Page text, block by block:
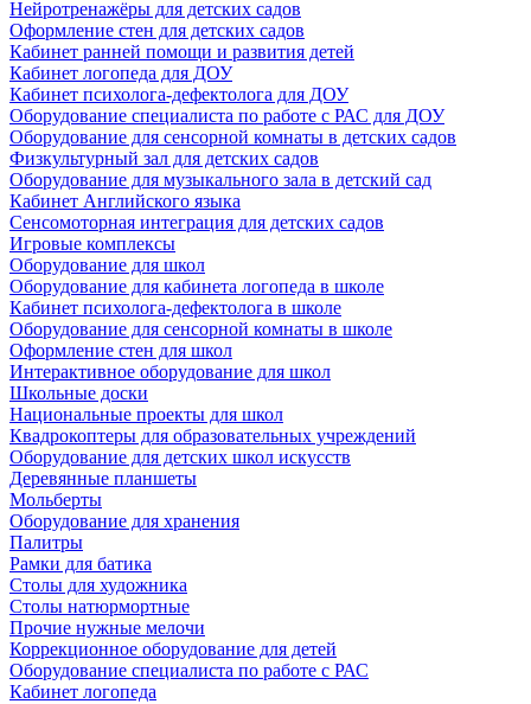
Нейротренажёры для детских садов
Оформление стен для детских садов
Кабинет ранней помощи и развития детей
Кабинет логопеда для ДОУ
Кабинет психолога-дефектолога для ДОУ
Оборудование специалиста по работе с РАС для ДОУ
Оборудование для сенсорной комнаты в детских садов
Физкультурный зал для детских садов
Оборудование для музыкального зала в детский сад
Кабинет Английского языка
Сенсомоторная интеграция для детских садов
Игровые комплексы
Оборудование для школ
Оборудование для кабинета логопеда в школе
Кабинет психолога-дефектолога в школе
Оборудование для сенсорной комнаты в школе
Оформление стен для школ
Интерактивное оборудование для школ
Школьные доски
Национальные проекты для школ
Квадрокоптеры для образовательных учреждений
Оборудование для детских школ искусств
Деревянные планшеты
Мольберты
Оборудование для хранения
Палитры
Рамки для батика
Столы для художника
Столы натюрмортные
Прочие нужные мелочи
Коррекционное оборудование для детей
Оборудование специалиста по работе с РАС
Кабинет логопеда